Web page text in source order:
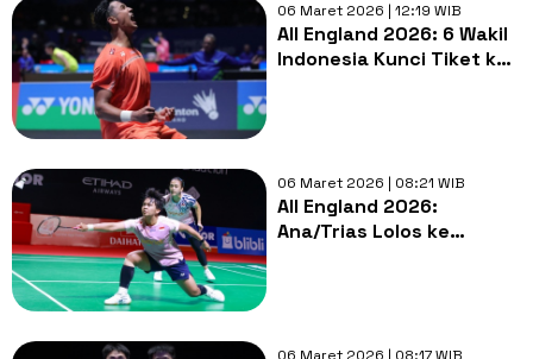
06 Maret 2026 | 12:19 WIB
All England 2026: 6 Wakil
Indonesia Kunci Tiket ke
06 Maret 2026 | 08:21 WIB
All England 2026:
Ana/Trias Lolos ke